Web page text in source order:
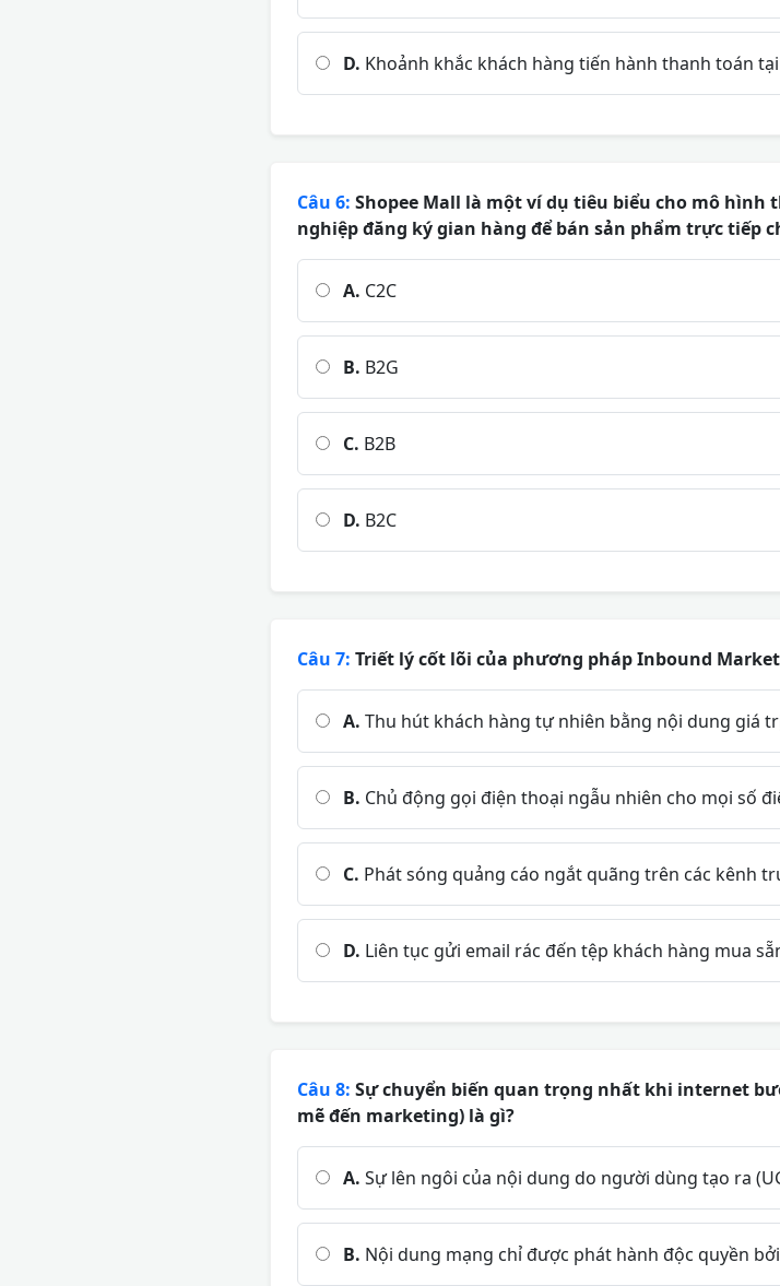
D. Khoảnh khắc khách hàng tiến hành thanh toán
Câu 6: Shopee Mall là một ví dụ tiêu biểu cho mô
nghiệp đăng ký gian hàng để bán sản phẩm trực tiếp
A. C2C
B. B2G
C. B2B
D. B2C
Câu 7: Triết lý cốt lõi của phương pháp Inbound
A. Thu hút khách hàng tự nhiên bằng nội dung giá
B. Chủ động gọi điện thoại ngẫu nhiên cho mọi số
C. Phát sóng quảng cáo ngắt quãng trên các kênh
D. Liên tục gửi email rác đến tệp khách hàng mua
Câu 8: Sự chuyển biến quan trọng nhất khi internet
mẽ đến marketing) là gì?
A. Sự lên ngôi của nội dung do người dùng tạo ra
B. Nội dung mạng chỉ được phát hành độc quyền